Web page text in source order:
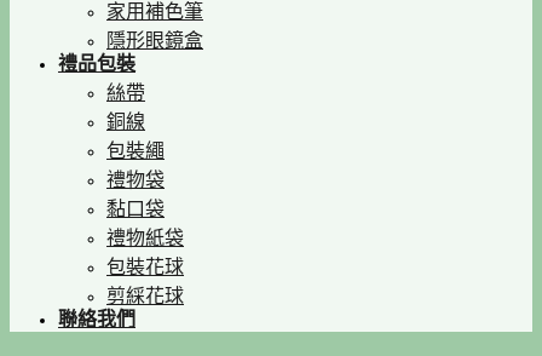
家用補色筆
隱形眼鏡盒
禮品包裝
絲帶
銅線
包裝繩
禮物袋
黏口袋
禮物紙袋
包裝花球
剪綵花球
聯絡我們